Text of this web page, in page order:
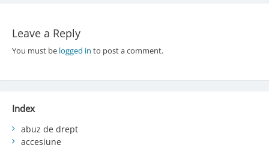
Leave a Reply
You must be logged in to post a comment.
Index
abuz de drept
accesiune